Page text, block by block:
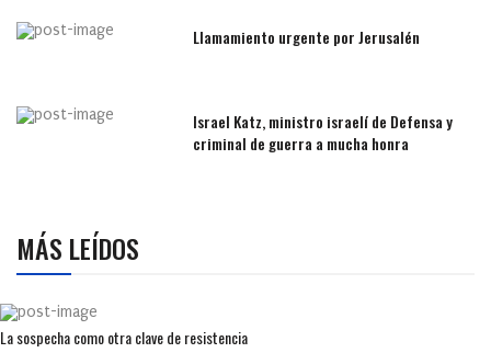
Llamamiento urgente por Jerusalén
Israel Katz, ministro israelí de Defensa y
criminal de guerra a mucha honra
MÁS LEÍDOS
La sospecha como otra clave de resistencia